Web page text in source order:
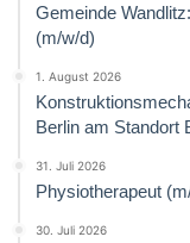
Gemeinde
(m/w/d)
1. August 2026
Berlin am Standort
31. Juli 2026
Physiotherapeut
30. Juli 2026